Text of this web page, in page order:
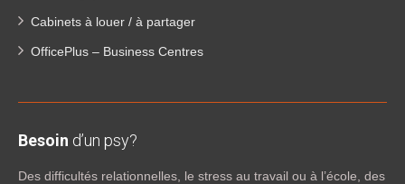
Cabinets à louer / à partager
OfficePlus – Business Centres
Besoin d’un psy?
Des difficultés relationnelles, le stress au travail ou à l’école, des